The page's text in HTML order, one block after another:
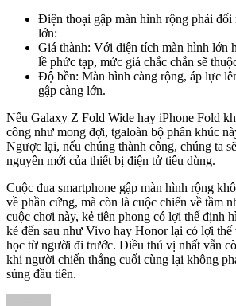
Điện thoại gập màn hình rộng phải đối
lớn:
Giá thành: Với diện tích màn hình lớn
lề phức tạp, mức giá chắc chắn sẽ
Độ bền: Màn hình càng rộng, áp lực
gập càng lớn.
Nếu Galaxy Z Fold Wide hay iPhone Fold
công như mong đợi, tgaloàn bộ phân khúc
Ngược lại, nếu chúng thành công, chúng ta
nguyên mới của thiết bị điện tử tiêu dùng.
Cuộc đua smartphone gập màn hình rộng
về phần cứng, mà còn là cuộc chiến về tầm
cuộc chơi này, kẻ tiên phong có lợi thế định
kẻ đến sau như Vivo hay Honor lại có lợi thế
học từ người đi trước. Điều thú vị nhất vẫn
khi người chiến thắng cuối cùng lại không
súng đầu tiên.